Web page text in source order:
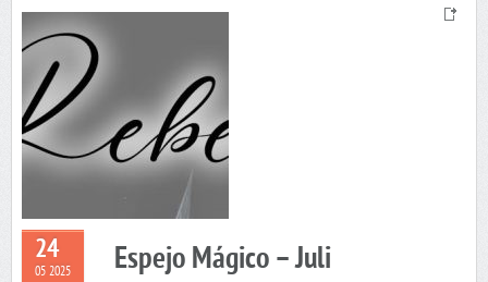
24
05 2025 Espejo Mágico – Juli